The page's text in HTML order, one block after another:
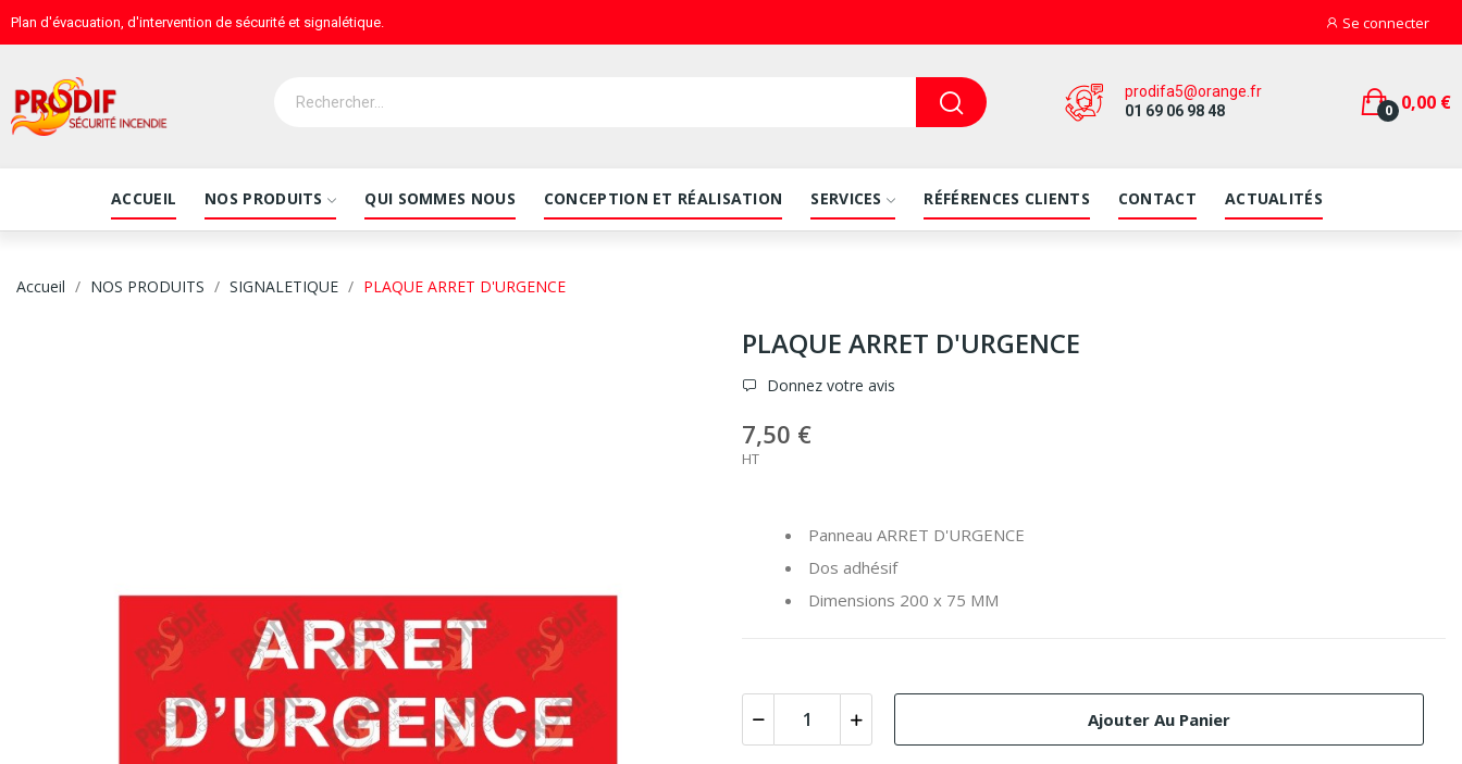
Plan d'évacuation, d'intervention de sécurité et signalétique. Se connecter
prodifa5@orange.fr
01 69 06 98 48
0,00 €
0
ACCUEIL NOS PRODUITS QUI SOMMES NOUS CONCEPTION ET RÉALISATION SERVICES RÉFÉRENCES CLIENTS CONTACT ACTUALITÉS
Accueil NOS PRODUITS SIGNALETIQUE PLAQUE ARRET D'URGENCE
PLAQUE ARRET D'URGENCE
Donnez votre avis
7,50 €
HT
Panneau ARRET D'URGENCE
Dos adhésif
Dimensions 200 x 75 MM
Ajouter Au Panier